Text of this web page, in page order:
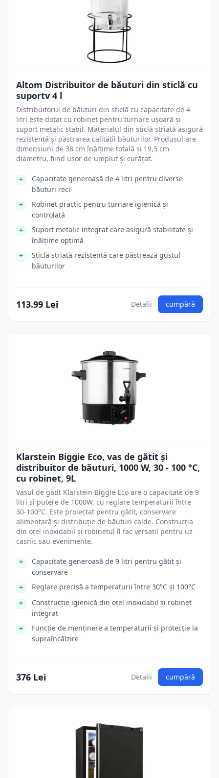
Altom Distribuitor de băuturi din sticlă cu
suportv 4 l
Distribuitorul de băuturi din sticlă cu capacitate de 4
litri este dotat cu robinet pentru turnare ușoară și
suport metalic stabil. Materialul din sticlă striată asigură
rezistență și păstrarea calității băuturilor. Produsul are
dimensiuni de 38 cm înălțime totală și 19,5 cm
diametru, fiind ușor de umplut și curățat.
Capacitate generoasă de 4 litri pentru diverse
băuturi reci
Robinet practic pentru turnare igienică și
controlată
Suport metalic integrat care asigură stabilitate și
înălțime optimă
Sticlă striată rezistentă care păstrează gustul
băuturilor
113.99 Lei Detalii cumpără
Klarstein Biggie Eco, vas de gătit și
distribuitor de băuturi, 1000 W, 30 - 100 °C,
cu robinet, 9L
Vasul de gătit Klarstein Biggie Eco are o capacitate de 9
litri și putere de 1000W, cu reglare temperaturii între
30-100°C. Este proiectat pentru gătit, conservare
alimentară și distribuție de băuturi calde. Construcția
din oțel inoxidabil și robinetul îl fac versatil pentru uz
casnic sau evenimente.
Capacitate generoasă de 9 litri pentru gătit și
conservare
Reglare precisă a temperaturii între 30°C și 100°C
Construcție igienică din oțel inoxidabil și robinet
integrat
Funcție de menținere a temperaturii și protecție la
supraîncălzire
376 Lei Detalii cumpără